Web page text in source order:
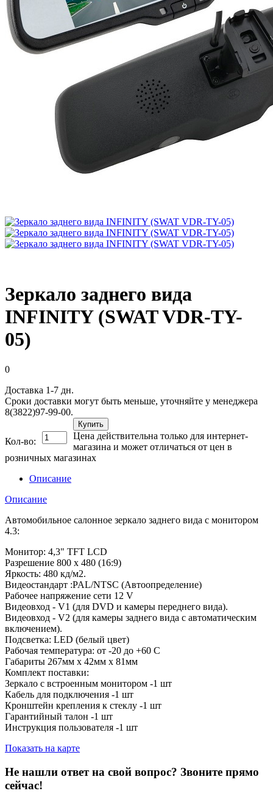
Зеркало заднего вида
INFINITY (SWAT VDR-TY-
05)
0
Доставка 1-7 дн.
Сроки доставки могут быть меньше, уточняйте у менеджера
8(3822)97-99-00.
Кол-во:
Купить
Цена действительна только для интернет-
магазина и может отличаться от цен в
розничных магазинах
Описание
Описание
Автомобильное салонное зеркало заднего вида с монитором
4.3:
Монитор: 4,3" TFT LCD
Разрешение 800 x 480 (16:9)
Яркость: 480 кд/м2.
Видеостандарт :PAL/NTSC (Автоопределение)
Рабочее напряжение сети 12 V
Видеовход - V1 (для DVD и камеры переднего вида).
Видеовход - V2 (для камеры заднего вида с автоматическим
включением).
Подсветка: LED (белый цвет)
Рабочая температура: от -20 до +60 C
Габариты 267мм x 42мм x 81мм
Комплект поставки:
Зеркало с встроенным монитором -1 шт
Кабель для подключения -1 шт
Кронштейн крепления к стеклу -1 шт
Гарантийный талон -1 шт
Инструкция пользователя -1 шт
Показать на карте
Не нашли ответ на свой вопрос? Звоните прямо
сейчас!